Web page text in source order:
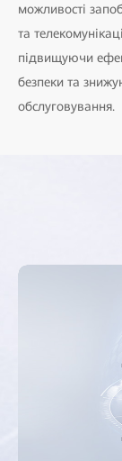
можливості
та
підвищуючи
безпеки та
обслуговування.